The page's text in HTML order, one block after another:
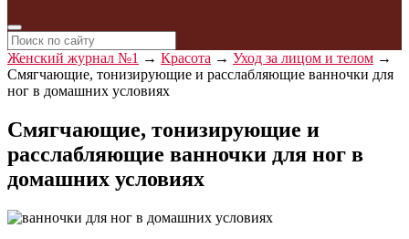
Женский журнал №1 → Красота → Уход за лицом и телом →
Смягчающие, тонизирующие и расслабляющие ванночки для
ног в домашних условиях
Смягчающие, тонизирующие и
расслабляющие ванночки для ног в
домашних условиях